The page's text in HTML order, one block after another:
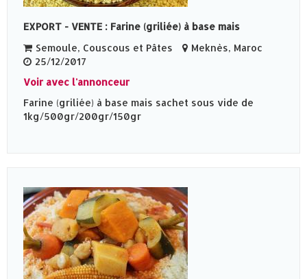
EXPORT - VENTE : Farine (griliée) à base mais
Semoule, Couscous et Pâtes
Meknès‎, Maroc
25/12/2017
Voir avec l'annonceur
Farine (griliée) à base mais sachet sous vide de
1kg/500gr/200gr/150gr